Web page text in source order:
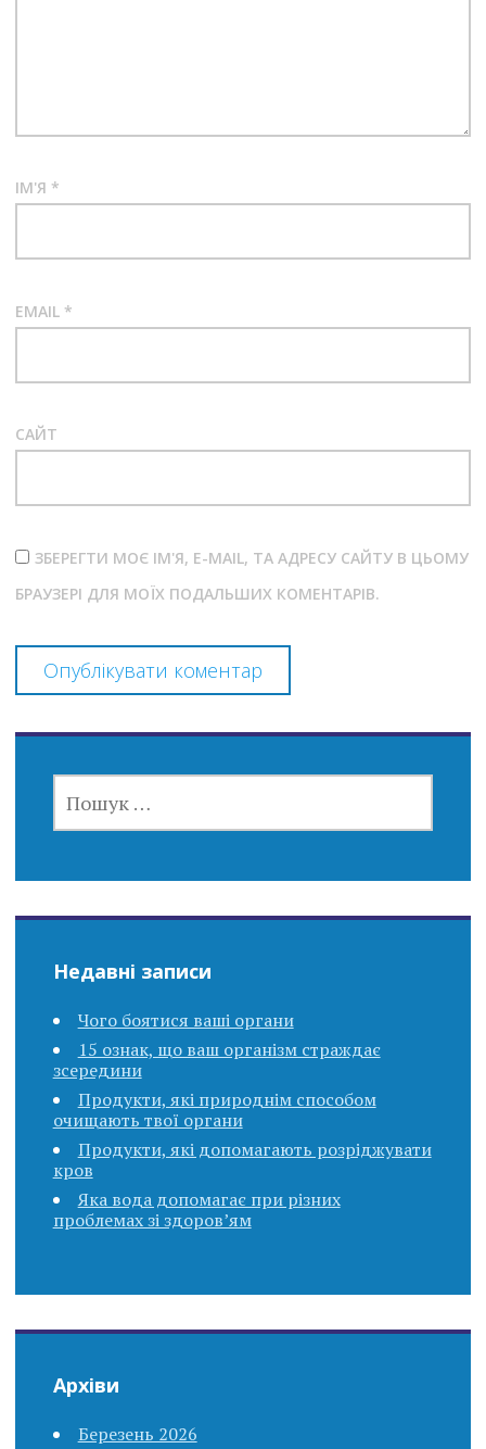
ІМ'Я *
EMAIL *
САЙТ
ЗБЕРЕГТИ МОЄ ІМ'Я, E-MAIL, ТА АДРЕСУ САЙТУ В ЦЬОМУ
БРАУЗЕРІ ДЛЯ МОЇХ ПОДАЛЬШИХ КОМЕНТАРІВ.
Недавні записи
Чого боятися ваші органи
15 ознак, що ваш організм страждає
зсередини
Продукти, які природнім способом
очищають твої органи
Продукти, які допомагають розріджувати
кров
Яка вода допомагає при різних
проблемах зі здоров’ям
Архіви
Березень 2026